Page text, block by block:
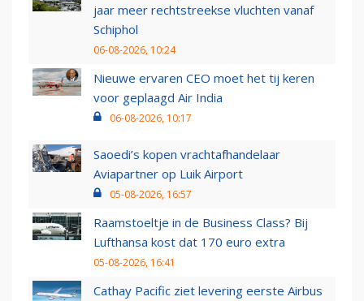
jaar meer rechtstreekse vluchten vanaf
Schiphol
06-08-2026, 10:24
Nieuwe ervaren CEO moet het tij keren
voor geplaagd Air India
06-08-2026, 10:17
Saoedi’s kopen vrachtafhandelaar
Aviapartner op Luik Airport
05-08-2026, 16:57
Raamstoeltje in de Business Class? Bij
Lufthansa kost dat 170 euro extra
05-08-2026, 16:41
Cathay Pacific ziet levering eerste Airbus